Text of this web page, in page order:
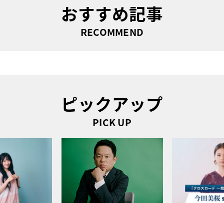
おすすめ記事
RECOMMEND
ピックアップ
PICK UP